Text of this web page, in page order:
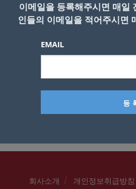
Cooper's
회사소개 개인정보취급방침
이메일을 등록해주시면 매일
인들의 이메일을 적어주시면
EMAIL